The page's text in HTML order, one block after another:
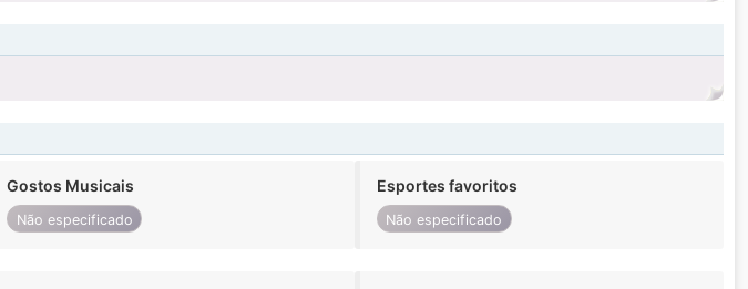
Gostos Musicais
Não especificado
Esportes favoritos
Não especificado